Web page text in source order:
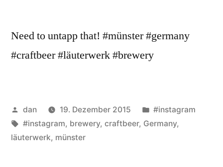
Need to untapp that! #münster #germany
#craftbeer #läuterwerk #brewery
Veröffentlicht
von
dan 19. Dezember 2015
Veröffentlicht
unter
#instagram
Schlagwörter:
#instagram, brewery, craftbeer, Germany,
läuterwerk, münster